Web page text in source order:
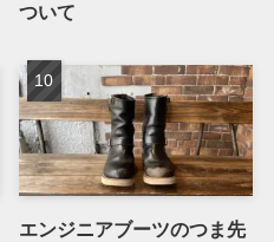
ついて
エンジニアブーツのつま先